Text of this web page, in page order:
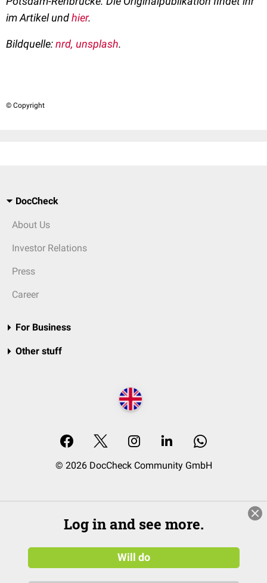
im Artikel undhier.
Bildquelle:nrd, unsplash.
© Copyright
DocCheck
About Us
Investor Relations
Press
Career
For Business
Other stuff
© 2026 DocCheck Community GmbH
Log in and see more.
Will do